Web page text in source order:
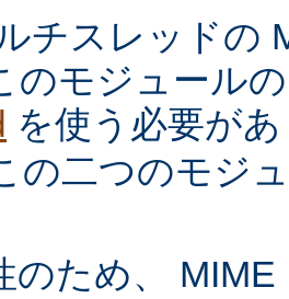
チスレッドの
のモジュール
を使う必要が
の二つのモジ
のため、